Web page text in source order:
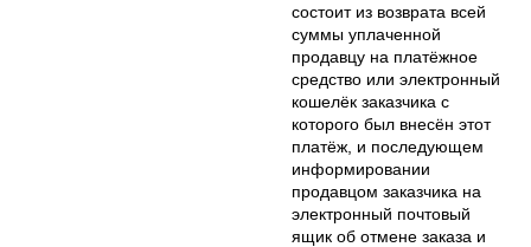
состоит из возврата всей
суммы уплаченной
продавцу на платёжное
средство или электронный
кошелёк заказчика с
которого был внесён этот
платёж, и последующем
информировании
продавцом заказчика на
электронный почтовый
ящик об отмене заказа и